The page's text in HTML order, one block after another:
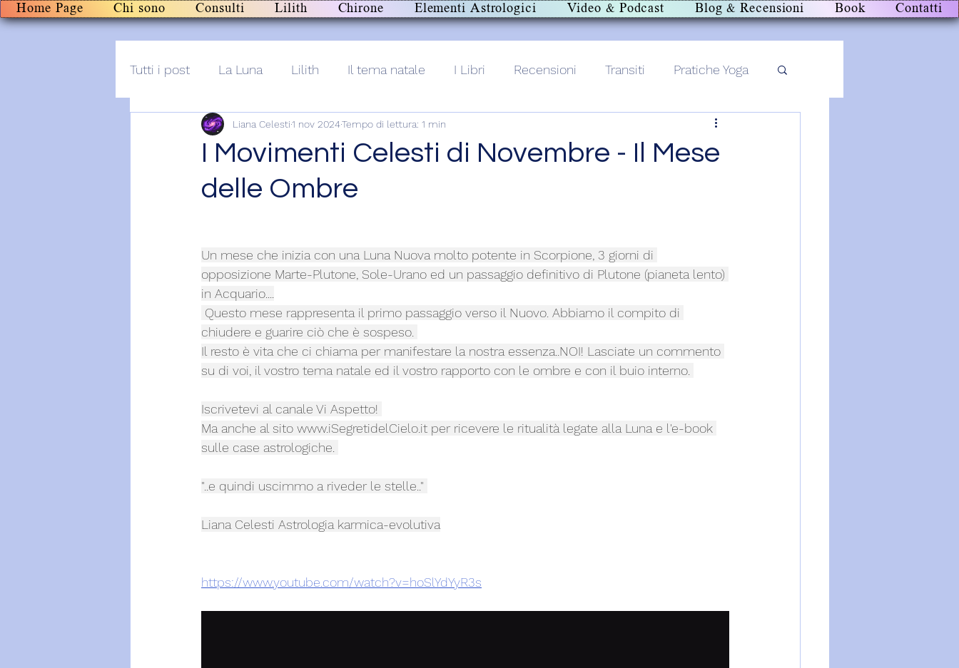
Home Page Chi sono Consulti Lilith Chirone Elementi Astrologici Video & Podcast Blog & Recensioni Book Contatti
Tutti i post La Luna Lilith Il tema natale I Libri Recensioni Transiti Pratiche Yoga
Post+audio Lilith+
I Movimenti Celesti di Novembre - Il Mese
delle Ombre
Liana Celesti1 nov 2024Tempo di lettura: 1 min
Un mese che inizia con una Luna Nuova molto potente in Scorpione, 3 giorni di
opposizione Marte-Plutone, Sole-Urano ed un passaggio definitivo di Plutone (pianeta lento)
in Acquario....
chiudere e guarire ciò che è sospeso.
Il resto è vita che ci chiama per manifestare la nostra essenza..NOI! Lasciate un commento
su di voi, il vostro tema natale ed il vostro rapporto con le ombre e con il buio interno.
Iscrivetevi al canale Vi Aspetto!
Ma anche al sito www.iSegretidelCielo.it per ricevere le ritualità legate alla Luna e l'e-book
sulle case astrologiche.
"..e quindi uscimmo a riveder le stelle.."
Liana Celesti Astrologia karmica-evolutiva
https://www.youtube.com/watch?v=hoSlYdYyR3s